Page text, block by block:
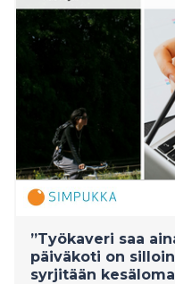
”Työkaveri saa
päiväkoti on
syrjitään